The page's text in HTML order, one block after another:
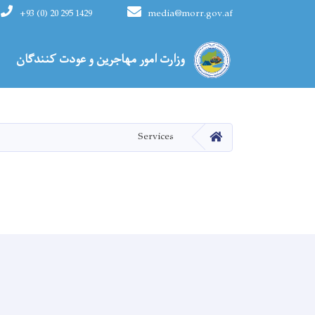
وزارت امور مهاجرین و عودت کنندگان
media@morr.gov.af
+93 (0) 20 295 1429
Main navigation
HOME
Services